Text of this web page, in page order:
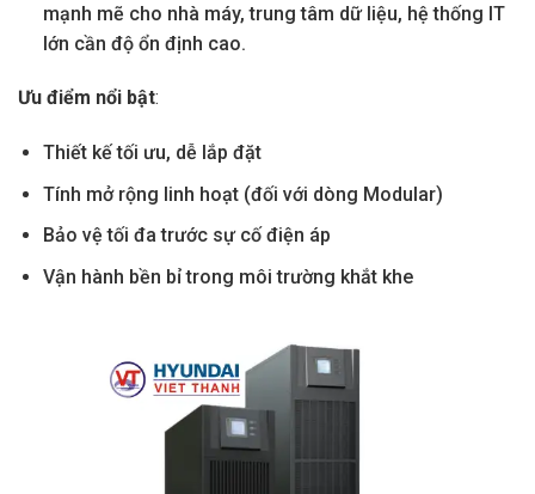
mạnh mẽ cho nhà máy, trung tâm dữ liệu, hệ thống IT
lớn cần độ ổn định cao.
Ưu điểm nổi bật:
Thiết kế tối ưu, dễ lắp đặt
Tính mở rộng linh hoạt (đối với dòng Modular)
Bảo vệ tối đa trước sự cố điện áp
Vận hành bền bỉ trong môi trường khắt khe